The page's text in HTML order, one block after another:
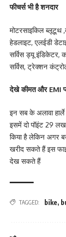
फीचर्स भी है शनदार
मोटरसाइकिल ब्लूटूथ
हेडलाइट, एलईडी
सर्विस ड्यू
सर्विस, ट्रेक्शन
देखे कीमत और EMI
इन सब के अलावा
इसमें दो पॉइंट 29
किया है लेकिन अगर
खरीद सकते हैं इस
देख सकते हैं
TAGGED: bike,